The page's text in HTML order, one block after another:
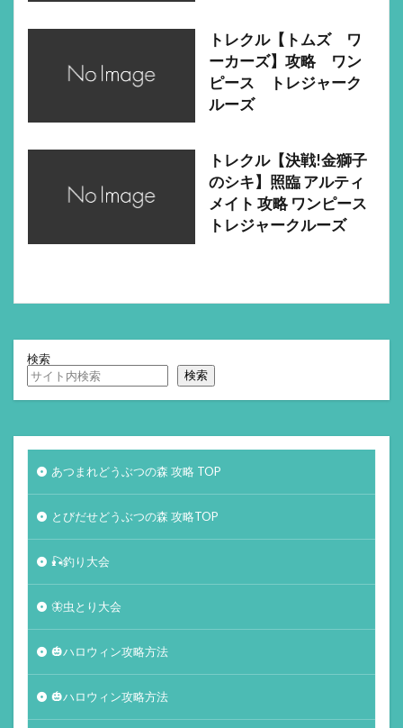
トレクル【トムズ ワ
ーカーズ】攻略 ワン
ピース トレジャーク
ルーズ
トレクル【決戦!金獅子
のシキ】照臨 アルティ
メイト 攻略 ワンピース
トレジャークルーズ
検索
検索
あつまれどうぶつの森 攻略 TOP
とびだせどうぶつの森 攻略TOP
🎣釣り大会
🦋虫とり大会
🎃ハロウィン攻略方法
🎃ハロウィン攻略方法